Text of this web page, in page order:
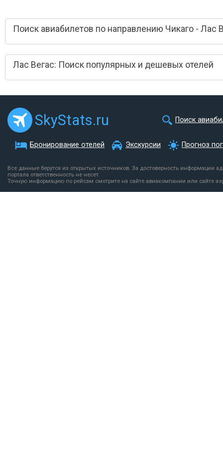
Поиск авиабилетов по направлению Чикаго - Лас
Лас Вегас: Поиск популярных и дешевых отелей
SkyStats.ru Поиск
Бронирование отелей Экскурсии Прогноз
Все данные берутся из открытых источников. За достоверность информации
портала ответственность не несет.
Точную информацию по рейсам смотрите на сайте авиакомпании или сайте